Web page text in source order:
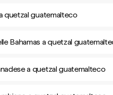
quetzal guatemalteco
Bahamas a quetzal
a quetzal guatemalteco